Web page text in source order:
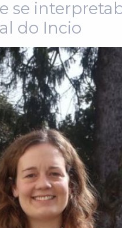
do Incio